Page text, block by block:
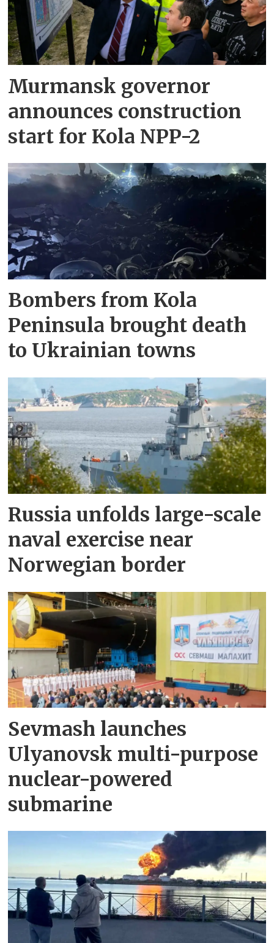
Murmansk governor
announces construction
start for Kola NPP-2
Bombers from Kola
Peninsula brought death
to Ukrainian towns
Russia unfolds large-scale
naval exercise near
Norwegian border
Sevmash launches
Ulyanovsk multi-purpose
nuclear-powered
submarine